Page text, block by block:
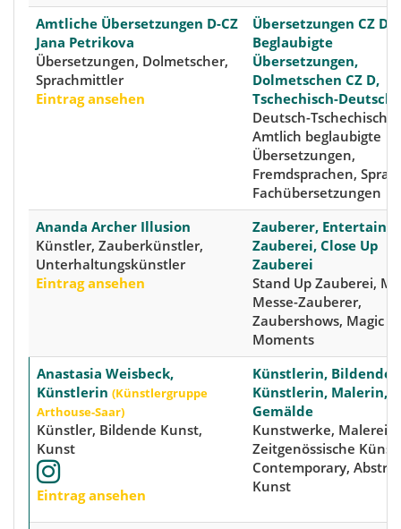
Amtliche Übersetzungen D-CZ
Jana Petrikova
Übersetzungen, Dolmetscher,
Sprachmittler
Eintrag ansehen
Übersetzungen CZ D,
Beglaubigte
Übersetzungen,
Dolmetschen CZ D,
Tschechisch-Deutsch
Deutsch-Tschechisch,
Amtlich beglaubigte
Übersetzungen,
Fremdsprachen,
Fachübersetzungen
Ananda Archer Illusion
Künstler, Zauberkünstler,
Unterhaltungskünstler
Eintrag ansehen
Zauberer,
Zauberei, Close Up
Zauberei
Stand Up Zauberei,
Messe-Zauberer,
Zaubershows, Magic
Moments
Anastasia Weisbeck,
Künstlerin (Künstlergruppe
Arthouse-Saar)
Künstler, Bildende Kunst,
Kunst
Eintrag ansehen
Künstlerin, Bildende
Künstlerin, Malerin,
Gemälde
Kunstwerke, Malerei,
Zeitgenössische
Contemporary,
Kunst